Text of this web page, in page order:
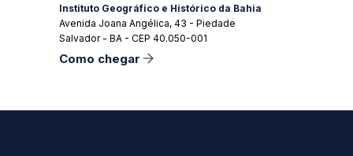
Instituto Geográfico e Histórico da Bahia
Avenida Joana Angélica, 43 - Piedade
Salvador - BA - CEP 40.050-001
Como chegar